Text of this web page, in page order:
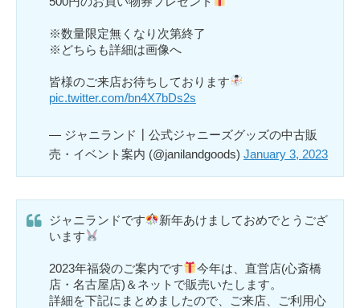
※数量限定無くなり次第終了
※どちらも詳細は画像へ
皆様のご来店お待ちしております
pic.twitter.com/bn4X7bDs2s
— ジャニランド┃公式ジャニーズグッズの中古販
売・イベント案内 (@janilandgoods) January 3, 2023
ジャニランドです
新年あけましておめでとうござ
います
2023年福袋のご案内です
今年は、直営店(心斎橋
店・名古屋店)＆ネットで販売いたします。
詳細を下記にまとめましたので、ご来店、ご利用心